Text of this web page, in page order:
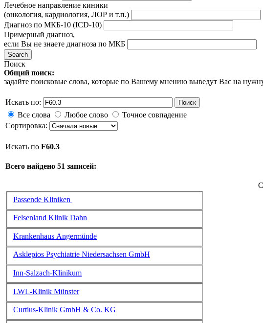
Лечебное направление киники
(онкология, кардиология, ЛОР и т.п.)
Диагноз по МКБ-10 (ICD-10)
Примерный диагноз,
если Вы не знаете диагноза по МКБ
Поиск
Общий поиск:
задайте поисковые слова, которые по Вашему мнению выведут Вас на
Искать по: Поиск
Все слова Любое слово
Точное совпадение
Сортировка:
Искать по F60.3
Всего найдено 51 записей:
Passende Kliniken
Felsenland Klinik Dahn
Krankenhaus Angermünde
Asklepios Psychiatrie Niedersachsen GmbH
Inn-Salzach-Klinikum
LWL-Klinik Münster
Curtius-Klinik GmbH & Co. KG